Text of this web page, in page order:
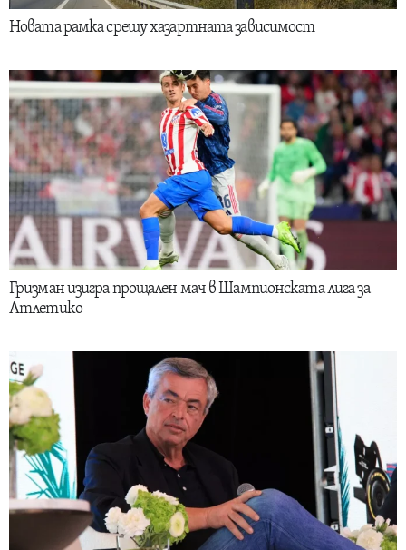
Новата рамка срещу хазартната зависимост
Гризман изигра прощален мач в Шампионската лига за
Атлетико